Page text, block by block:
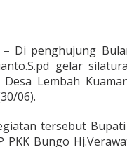
– Di penghujung
gelar
Lembah
06).
tersebut
PKK Bungo